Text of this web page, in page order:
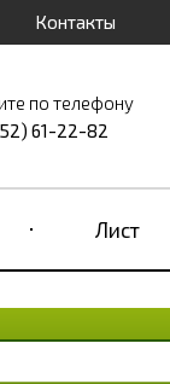
Контакты
по телефону
61-22-82
Лист